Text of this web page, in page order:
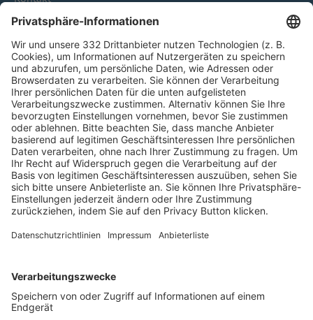
HÄUFIG BESUCHTE SEITEN
Pässe und Vereinswechsel
Trainerausbildung
Schulungsangebot Vereinsmitarbeiter
BFV-Geschäftsstellen
Trainerbörse
Login SpielPlus
FOLGE DEM BFV
TOP-VEREINE